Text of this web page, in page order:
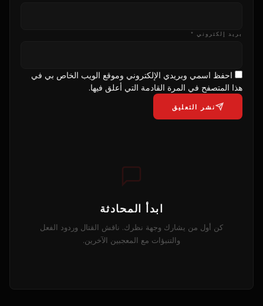
بريد إلكتروني *
احفظ اسمي وبريدي الإلكتروني وموقع الويب الخاص بي في
هذا المتصفح في المرة القادمة التي أعلق فيها.
نشر التعليق
ابدأ المحادثة
كن أول من يشارك وجهة نظرك. ناقش القتال وردود الفعل
والتنبؤات مع المعجبين الآخرين.